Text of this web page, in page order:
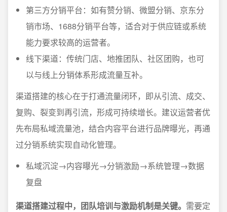
第三方分销平台：如有赞分销、微盟分销、京东分
销市场、1688分销平台等，适合对于供应链或系统
能力要求较高的运营者。
线下渠道：传统门店、地推团队、社区团购，也可
以与线上分销体系形成流量互补。
渠道搭建的核心在于打通流量闭环，即从引流、成交、
复购、裂变到再引流，形成可持续增长。建议运营者优
先布局私域流量池，结合内容平台进行品牌曝光，再通
过分销系统实现自动化管理。
私域沉淀→内容曝光→分销激励→系统管理→数据
复盘
渠道搭建过程中，团队培训与激励机制是关键。 需要定